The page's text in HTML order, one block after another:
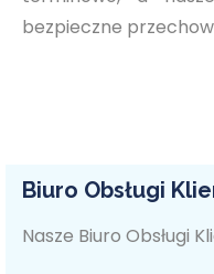
bezpieczne
Biuro Obsługi
Nasze Biuro Obsługi